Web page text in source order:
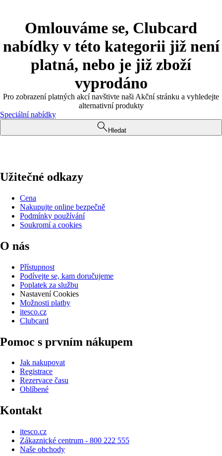
Omlouváme se, Clubcard
nabídky v této kategorii již není
platná, nebo je již zboží
vyprodáno
Pro zobrazení platných akcí navštivte naši Akční stránku a vyhledejte
alternativní produkty
Speciální nabídky
Hledat
Užitečné odkazy
Cena
Nakupujte online bezpečně
Podmínky používání
Soukromí a cookies
O nás
Přístupnost
Podívejte se, kam doručujeme
Poplatek za službu
Nastavení Cookies
Možnosti platby
itesco.cz
Clubcard
Pomoc s prvním nákupem
Jak nakupovat
Registrace
Rezervace času
Oblíbené
Kontakt
itesco.cz
Zákaznické centrum - 800 222 555
Naše obchody